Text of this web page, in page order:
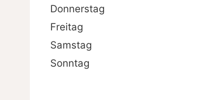
Donnerstag
Freitag
Samstag
Sonntag